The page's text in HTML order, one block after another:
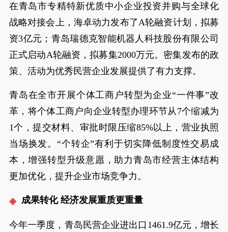
在青岛市专精特新优质中小企业投资并购与全球化
战略对接会上，海卓动力发布了A轮融资计划，拟募
资3亿元；青岛瑞德克智能机器人科技股份有限公司
正式启动A轮融资，拟募集2000万元。密集发布的政
策、活动为优秀民营企业发展提供了有力支撑。
青岛在全市开展个体工商户转型为企业“一件事”改
革，将个体工商户向企业转型办理环节从7个缩减为
1个，提交材料、审批时限压缩85%以上，营业执照
当场换发。“个转企”有利于切实降低制度性交易成
本，增强转型升级意愿，助力青岛市经营主体结构
更加优化，提升企业市场竞争力。
成果转化 经济发展重质更重量
今年一季度，青岛民营企业进出口1461.9亿元，增长